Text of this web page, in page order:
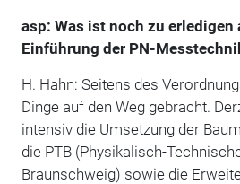
asp: Was ist noch zu erledigen
Einführung der PN-
H. Hahn: Seitens des
Dinge auf den Weg gebracht.
intensiv die Umsetzung der
die PTB (Physikalisch-
Braunschweig) sowie die